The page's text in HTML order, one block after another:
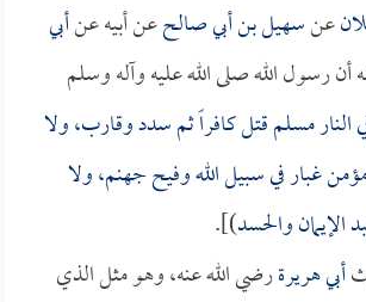
عنسهيل بن أبي صالحعن أبيه عنأبي
أن رسول الله صلى الله عليه وآله وسلم
النار مسلم قتل كافراً ثم سدد وقارب، ولا
غبار في سبيل الله وفيح جهنم، ولا
الإيمان والحسد)].
أبي هريرةرضي الله عنه، وهو مثل الذي